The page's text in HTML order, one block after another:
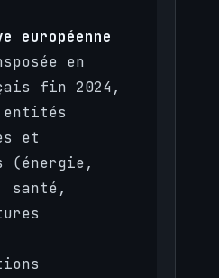
européenne
en
fin 2024,
entités
et
(énergie,
santé,